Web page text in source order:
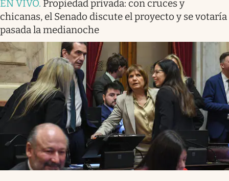
EN VIVO. Propiedad privada: con cruces y
chicanas, el Senado discute el proyecto y se votaría
pasada la medianoche